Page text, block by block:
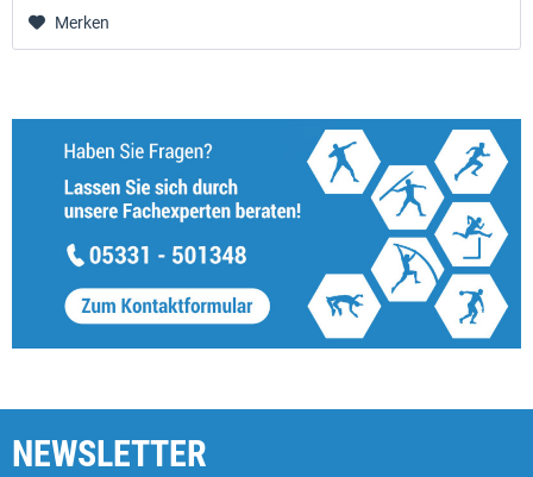
Merken
NEWSLETTER